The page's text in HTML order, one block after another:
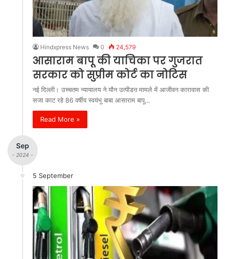
Hindxpress News 0 24,579
आसाराम बापू की याचिका पर गुजरात
सरकार को सुप्रीम कोर्ट का नोटिस
नई दिल्ली। उच्चतम न्यायालय ने यौन उत्पीडऩ मामले में आजीवन कारावास की
सजा काट रहे 86 वर्षीय स्वयंभू बाबा आसाराम बापू…
Read More »
Sep
- 2024 -
5 September